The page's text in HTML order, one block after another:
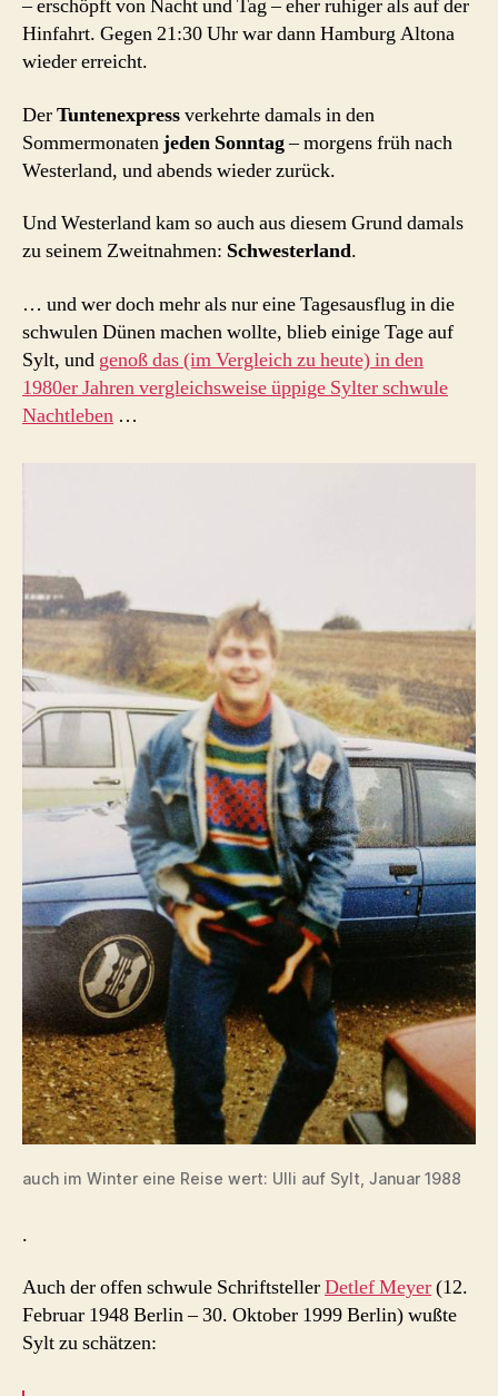
– erschöpft von Nacht und Tag – eher ruhiger als auf der
Hinfahrt. Gegen 21:30 Uhr war dann Hamburg Altona
wieder erreicht.
DerTuntenexpressverkehrte damals in den
Sommermonatenjeden Sonntag– morgens früh nach
Westerland, und abends wieder zurück.
Und Westerland kam so auch aus diesem Grund damals
zu seinem Zweitnahmen: Schwesterland.
… und wer doch mehr als nur eine Tagesausflug in die
schwulen Dünen machen wollte, blieb einige Tage auf
Sylt, und genoß das (im Vergleich zu heute) in den
1980er Jahren vergleichsweise üppige Sylter schwule
Nachtleben …
auch im Winter eine Reise wert: Ulli auf Sylt, Januar 1988
.
Auch der offen schwule SchriftstellerDetlef Meyer(12.
Februar 1948 Berlin – 30. Oktober 1999 Berlin) wußte
Sylt zu schätzen: